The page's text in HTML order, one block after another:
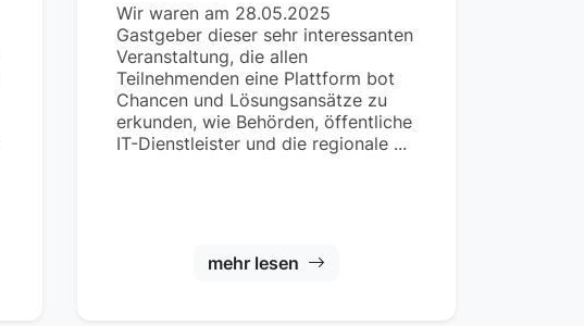
Wir waren am 28.05.2025
Gastgeber dieser sehr interessanten
Veranstaltung, die allen
Teilnehmenden eine Plattform bot
Chancen und Lösungsansätze zu
erkunden, wie Behörden, öffentliche
IT-Dienstleister und die regionale ...
mehr lesen